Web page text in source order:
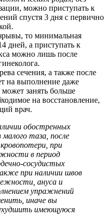
можно приступать к
спустя 3 дня с первично
то минимальная
дней, а приступать к
можно лишь после
сечения, а также после
на выполнение даже
занять больше
на восстановление,
врач.
обостренных
малого таза, после
при
в период
сосудистых
при наличии швов
ануса и
упражнений
иначе вы
имеющуюся